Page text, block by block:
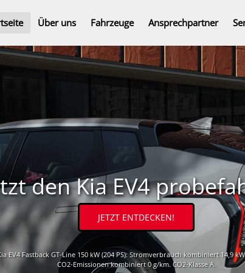
Über uns Fahrzeuge Ansprechpartner
den Kia EV4
JETZT ENTDECKEN!
EV4 Fastback GT-Line 150 kW (204 PS): Stromverbrauch kombiniert 14,9
CO2-Emissionen kombiniert 0 g/km. CO2-Klasse A.